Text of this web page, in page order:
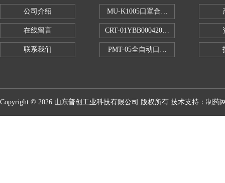
公司介绍
在线留言
联系我们
MU-K1005口罩合成血液穿透试验仪
CRT-01YBB00042005数显式安瓿瓶圆
PMT-05全自动口红折断力测试仪
Copyright © 2026 山东普创工业科技有限公司 版权所有 技术支持： 制药